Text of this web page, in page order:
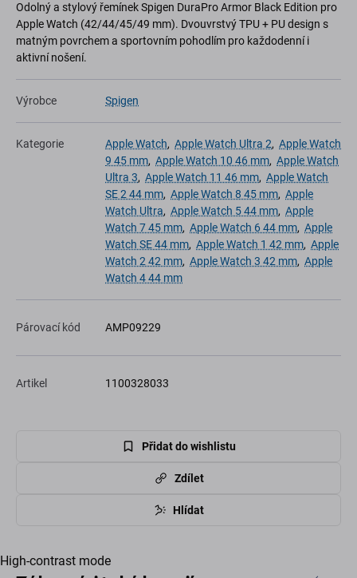
Odolný a stylový řemínek Spigen DuraPro Armor Black Edition pro
Apple Watch (42/44/45/49 mm). Dvouvrstvý TPU + PU design s
matným povrchem a sportovním pohodlím pro každodenní i
aktivní nošení.
Výrobce Spigen
Kategorie Apple Watch, Apple Watch Ultra 2, Apple Watch
9 45 mm, Apple Watch 10 46 mm, Apple Watch
Ultra 3, Apple Watch 11 46 mm, Apple Watch
SE 2 44 mm, Apple Watch 8 45 mm, Apple
Watch Ultra, Apple Watch 5 44 mm, Apple
Watch 7 45 mm, Apple Watch 6 44 mm, Apple
Watch SE 44 mm, Apple Watch 1 42 mm, Apple
Watch 2 42 mm, Apple Watch 3 42 mm, Apple
Watch 4 44 mm
Párovací kód AMP09229
Artikel 1100328033
Přidat do wishlistu
Zdílet
Hlídat
High-contrast mode